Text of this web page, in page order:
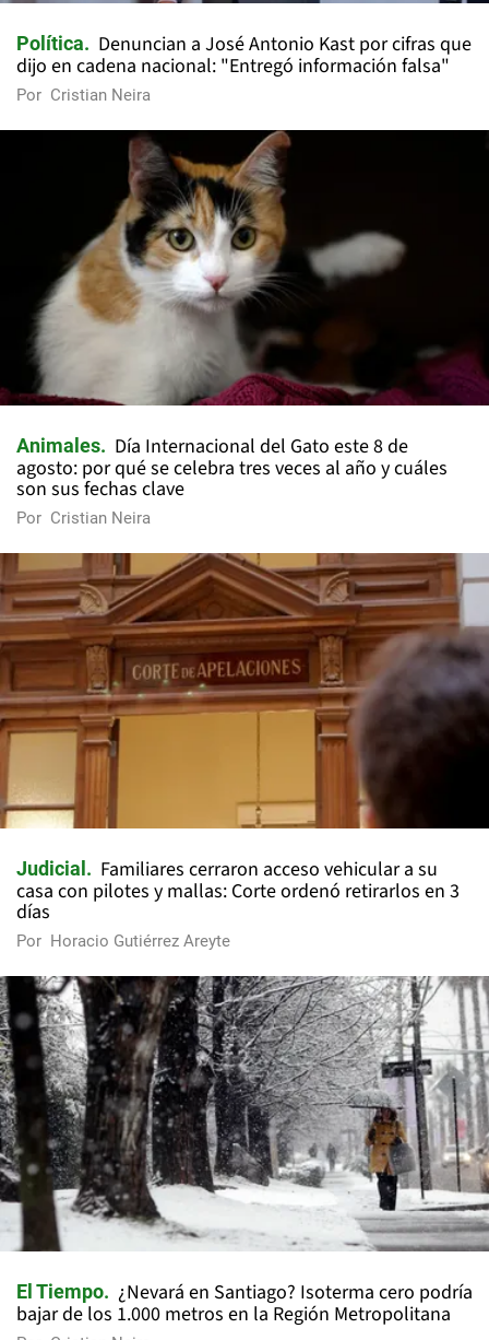
Política
Denuncian a José Antonio Kast por cifras que
dijo en cadena nacional: "Entregó información falsa"
Por Cristian Neira
Animales
Día Internacional del Gato este 8 de
agosto: por qué se celebra tres veces al año y cuáles
son sus fechas clave
Por Cristian Neira
Judicial
Familiares cerraron acceso vehicular a su
casa con pilotes y mallas: Corte ordenó retirarlos en 3
días
Por Horacio Gutiérrez Areyte
El Tiempo
¿Nevará en Santiago? Isoterma cero podría
bajar de los 1.000 metros en la Región Metropolitana